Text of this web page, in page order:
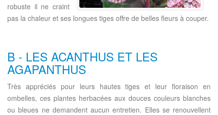
robuste il ne craint
pas la chaleur et ses longues tiges offre de belles fleurs à couper.
B - LES ACANTHUS ET LES
AGAPANTHUS
Très appréciés pour leurs hautes tiges et leur floraison en
ombelles, ces plantes herbacées aux douces couleurs blanches
ou bleues ne demandent aucun entretien. Elles se renouvellent